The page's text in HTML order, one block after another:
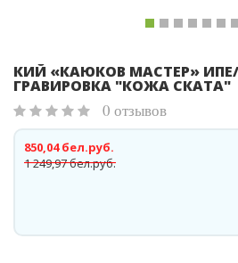
КИЙ «КАЮКОВ МАСТЕР» ИПЕ/
ГРАВИРОВКА "КОЖА СКАТА"
0 отзывов
1 249,97 бел.руб.
850,04 бел.руб.